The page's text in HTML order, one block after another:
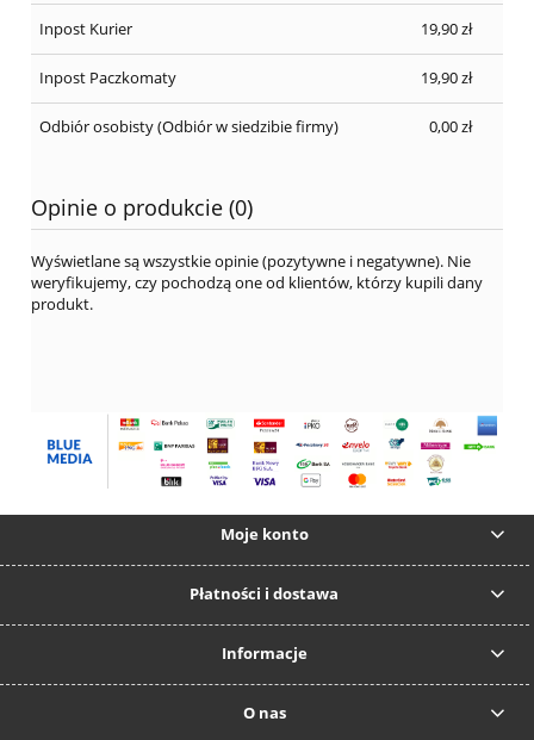
Inpost Kurier 19,90 zł
Inpost Paczkomaty 19,90 zł
Odbiór osobisty(Odbiór w siedzibie firmy) 0,00 zł
Opinie o produkcie (0)
Wyświetlane są wszystkie opinie (pozytywne i negatywne). Nie
weryfikujemy, czy pochodzą one od klientów, którzy kupili dany
produkt.
Moje konto
Płatności i dostawa
Informacje
O nas